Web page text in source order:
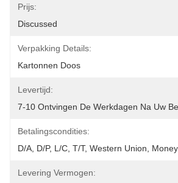
Prijs:
Discussed
Verpakking Details:
Kartonnen Doos
Levertijd:
7-10 Ontvingen De Werkdagen Na Uw
Betalingscondities:
D/A, D/P, L/C, T/T, Western Union,
Levering Vermogen: